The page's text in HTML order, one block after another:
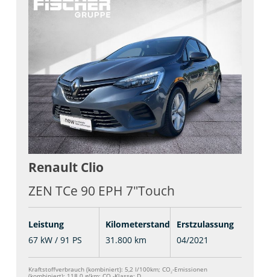
Renault Clio
ZEN TCe 90 EPH 7"Touch
Leistung
67 kW / 91 PS
Kilometerstand
31.800 km
Erstzulassung
04/2021
Kraftstoffverbrauch (kombiniert): 5,2 l/100km; CO2-Emissionen